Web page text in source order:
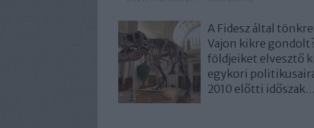
A Fidesz által
Vajon kikre
földjeiket elvesztő
egykori
2010 előtti időszak…